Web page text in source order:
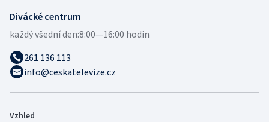
Divácké centrum
každý všední den:8:00—16:00 hodin
261 136 113
info@ceskatelevize.cz
Vzhled